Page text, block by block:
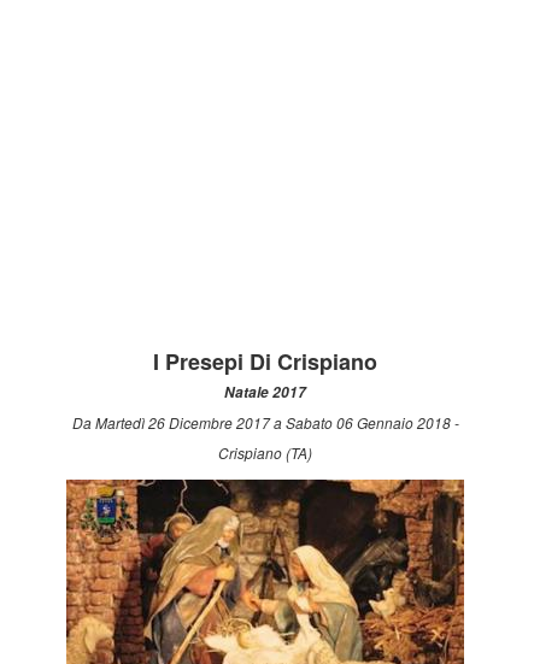
I Presepi Di Crispiano
Natale 2017
Da Martedì 26 Dicembre 2017 a Sabato 06 Gennaio 2018 -
Crispiano (TA)